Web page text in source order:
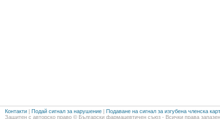
Контакти | Подай сигнал за нарушение | Подаване на сигнал за изгубена членска
Защитен с авторско право © Български фармацевтичен съюз - Всички права